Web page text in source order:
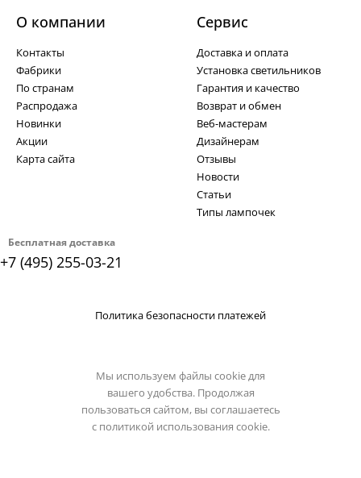
Бесплатная доставка
+7 (495) 255-03-21
О компании
Контакты
Фабрики
По странам
Распродажа
Новинки
Акции
Карта сайта
Cервис
Доставка и оплата
Установка светильников
Гарантия и качество
Возврат и обмен
Веб-мастерам
Дизайнерам
Отзывы
Новости
Статьи
Типы лампочек
Политика безопасности платежей
Мы используем файлы cookie для
вашего удобства. Продолжая
пользоваться сайтом, вы соглашаетесь
с политикой использования cookie.